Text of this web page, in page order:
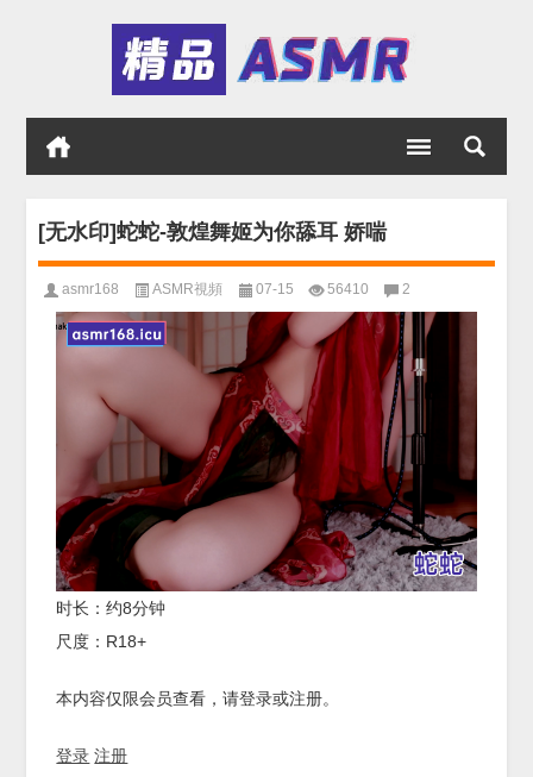
[无水印]蛇蛇-敦煌舞姬为你舔耳 娇喘
asmr168 ASMR視頻 07-15 56410 2
时长：约8分钟
尺度：R18+
本内容仅限会员查看，请登录或注册。
登录 注册